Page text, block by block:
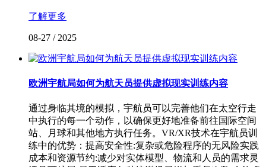
了解更多
08-27 / 2025
欧洲宇航局如何为航天员提供虚拟现实训练内容
通过身临其境的模拟，宇航员可以完善他们在太空行走
中执行的每一个动作，以确保更好地准备前往国际空间
站、月球和其他地方执行任务。VR/XR技术在宇航员训
练中的优势：提高安全性:复杂或危险程序的无风险实践
成本和资源节约:减少对实体模型、物流和人员的需求灵